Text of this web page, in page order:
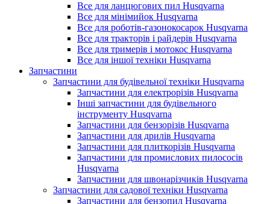
Все для ланцюгових пил Husqvarna
Все для мінімийок Husqvarna
Все для роботів-газонокосарок Husqvarna
Все для тракторів і райдерів Husqvarna
Все для тримерів і мотокос Husqvarna
Все для іншої техніки Husqvarna
Запчастини
Запчастини для будівельної техніки Husqvarna
Запчастини для електрорізів Husqvarna
Інші запчастини для будівельного
інструменту Husqvarna
Запчастини для бензорізів Husqvarna
Запчастини для дрилів Husqvarna
Запчастини для плиткорізів Husqvarna
Запчастини для промислових пилососів
Husqvarna
Запчастини для швонарізчиків Husqvarna
Запчастини для садової техніки Husqvarna
Запчастини для бензопил Husqvarna